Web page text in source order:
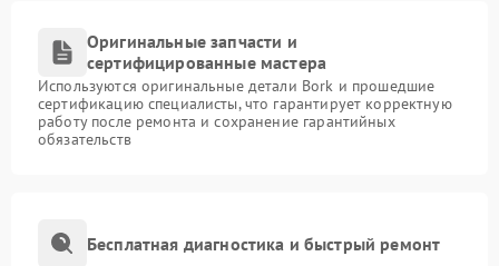
Оригинальные запчасти и
сертифицированные мастера
Используются оригинальные детали Bork и прошедшие
сертификацию специалисты, что гарантирует корректную
работу после ремонта и сохранение гарантийных
обязательств
Бесплатная диагностика и быстрый ремонт